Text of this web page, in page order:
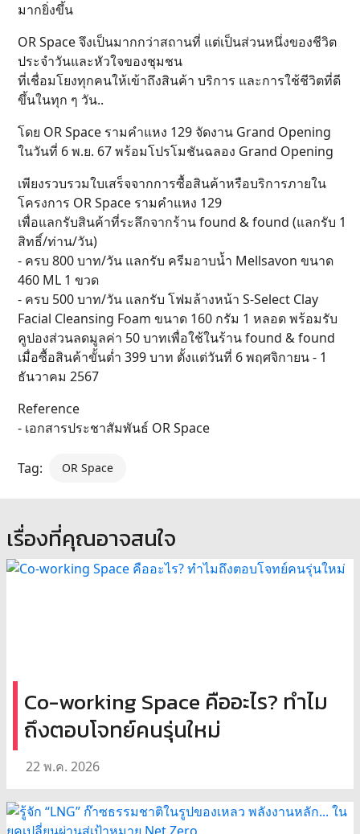
มากยิ่งขึ้น
OR Space จึงเป็นมากกว่าสถานที่ แต่เป็นส่วนหนึ่งของชีวิต
ประจำวันและหัวใจของชุมชน
ที่เชื่อมโยงทุกคนให้เข้าถึงสินค้า บริการ และการใช้ชีวิตที่ดี
ขึ้นในทุก ๆ วัน..
โดย OR Space รามคำแหง 129 จัดงาน Grand Opening
ในวันที่ 6 พ.ย. 67 พร้อมโปรโมชันฉลอง Grand Opening
เพียงรวบรวมใบเสร็จจากการซื้อสินค้าหรือบริการภายใน
โครงการ OR Space รามคำแหง 129
เพื่อแลกรับสินค้าที่ระลึกจากร้าน found & found (แลกรับ 1
สิทธิ์/ท่าน/วัน)
- ครบ 800 บาท/วัน แลกรับ ครีมอาบน้ำ Mellsavon ขนาด
460 ML 1 ขวด
- ครบ 500 บาท/วัน แลกรับ โฟมล้างหน้า S-Select Clay
Facial Cleansing Foam ขนาด 160 กรัม 1 หลอด พร้อมรับ
คูปองส่วนลดมูลค่า 50 บาทเพื่อใช้ในร้าน found & found
เมื่อซื้อสินค้าขั้นต่ำ 399 บาท ตั้งแต่วันที่ 6 พฤศจิกายน - 1
ธันวาคม 2567
Reference
- เอกสารประชาสัมพันธ์ OR Space
Tag: OR Space
เรื่องที่คุณอาจสนใจ
Co-working Space คืออะไร? ทำไม
ถึงตอบโจทย์คนรุ่นใหม่
22 พ.ค. 2026